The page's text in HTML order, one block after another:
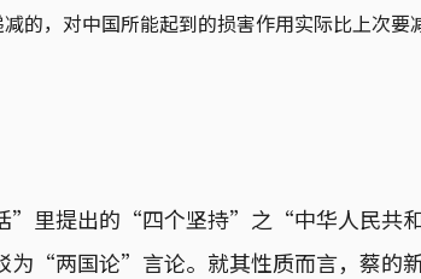
的，对中国所能起到的损害作用实际比上次要
”里提出的“四个坚持”之“中华人民共
为“两国论”言论。就其性质而言，蔡的